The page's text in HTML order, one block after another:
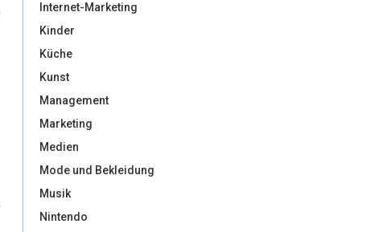
Internet-Marketing
Kinder
Küche
Kunst
Management
Marketing
Medien
Mode und Bekleidung
Musik
Nintendo